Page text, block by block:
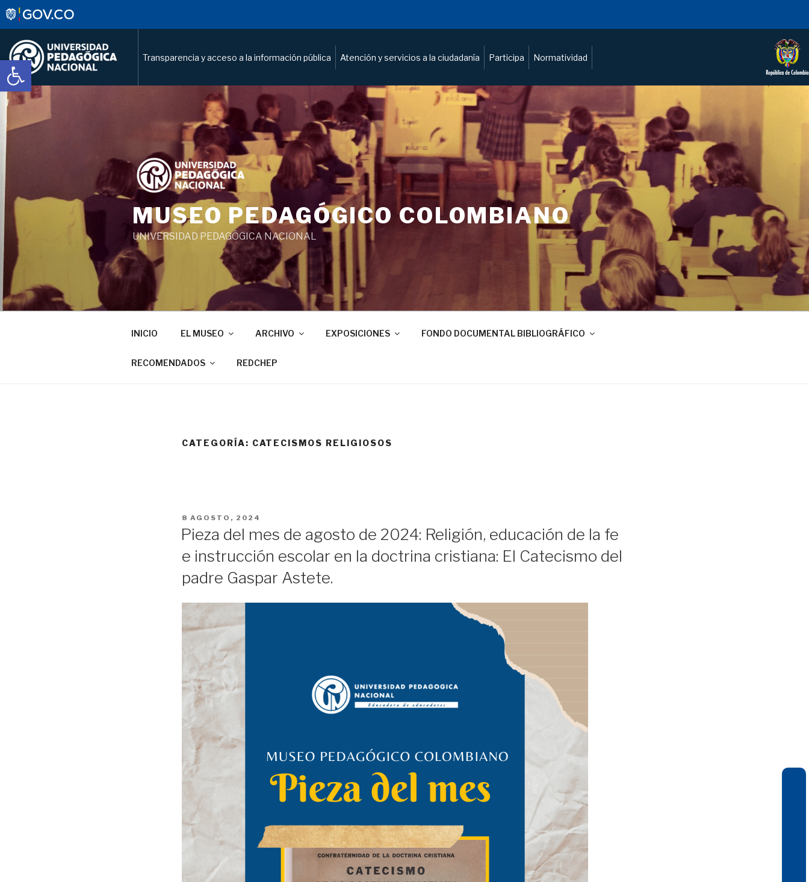
Abrir barra de herramientas Transparencia y acceso a la información pública Atención y servicios a la ciudadanía Participa Normatividad
Saltar
al
contenido
MUSEO PEDAGÓGICO COLOMBIANO
UNIVERSIDAD PEDAGÓGICA NACIONAL
INICIO EL MUSEO ARCHIVO EXPOSICIONES FONDO DOCUMENTAL BIBLIOGRÁFICO
RECOMENDADOS REDCHEP
CATEGORÍA: CATECISMOS RELIGIOSOS
PUBLICADO
8 AGOSTO, 2024
Pieza del mes de agosto de 2024: Religión, educación de la fe
e instrucción escolar en la doctrina cristiana: El Catecismo del
padre Gaspar Astete.